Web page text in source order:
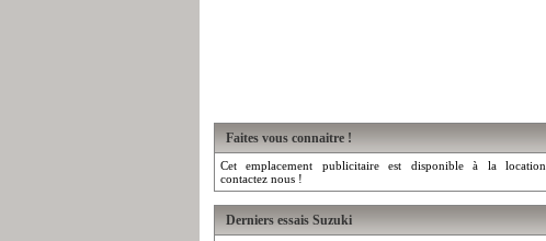
Faites vous connaitre !
Cet emplacement publicitaire est disponible à la location,
contactez nous !
Derniers essais Suzuki